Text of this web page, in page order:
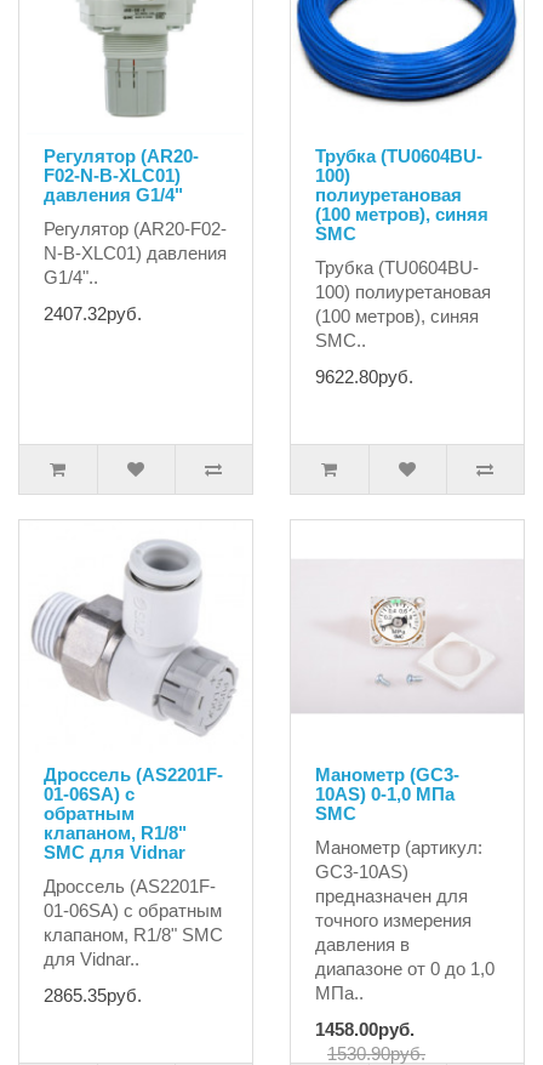
Регулятор (AR20-
F02-N-B-XLC01)
давления G1/4"
Регулятор (AR20-F02-
N-B-XLC01) давления
G1/4"..
2407.32руб.
Трубка (TU0604BU-
100)
полиуретановая
(100 метров), синяя
SMC
Трубка (TU0604BU-
100) полиуретановая
(100 метров), синяя
SMC..
9622.80руб.
Дроссель (AS2201F-
01-06SA) с
обратным
клапаном, R1/8"
SMC для Vidnar
Дроссель (AS2201F-
01-06SA) с обратным
клапаном, R1/8" SMC
для Vidnar..
2865.35руб.
Манометр (GC3-
10AS) 0-1,0 МПа
SMC
Манометр (артикул:
GC3-10AS)
предназначен для
точного измерения
давления в
диапазоне от 0 до 1,0
МПа..
1458.00руб.
1530.90руб.